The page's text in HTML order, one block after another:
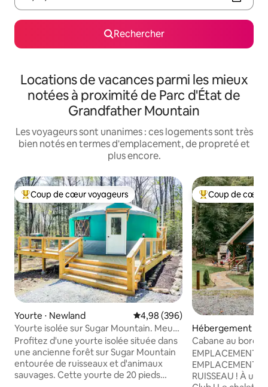
Rechercher
Locations de vacances parmi les mieux
notées à proximité de Parc d'État de
Grandfather Mountain
Les voyageurs sont unanimes : ces logements sont très
bien notés en termes d'emplacement, de propreté et
plus encore.
Coups de cœur voyageurs les plus appréciés
Coup de cœur voyageurs
Yourte ⋅ Newland Évaluation moyenne sur la
4,98 (396)
Yourte isolée sur Sugar Mountain. Meub
chaud meublé
Profitez d'une yourte isolée située dans
une ancienne forêt sur Sugar Mountain
entourée de ruisseaux et d'animaux
sauvages. Cette yourte de 20 pieds
Coups de cœur
Coup de cœur
Hébergement ⋅
Cabane au bord
emplacement
EMPLACEMENT,
EMPLACEMENT...
RUISSEAU ! À un